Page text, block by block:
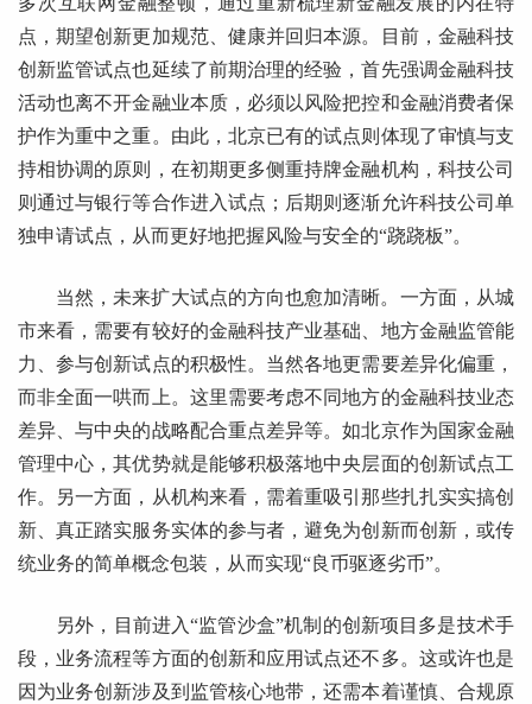
点，期望创新更加规范、健康并回归本源。目前，金融科技
创新监管试点也延续了前期治理的经验，首先强调金融科技
活动也离不开金融业本质，必须以风险把控和金融消费者保
护作为重中之重。由此，北京已有的试点则体现了审慎与支
持相协调的原则，在初期更多侧重持牌金融机构，科技公司
则通过与银行等合作进入试点；后期则逐渐允许科技公司单
独申请试点，从而更好地把握风险与安全的“跷跷板”。
当然，未来扩大试点的方向也愈加清晰。一方面，从城
市来看，需要有较好的金融科技产业基础、地方金融监管能
力、参与创新试点的积极性。当然各地更需要差异化偏重，
而非全面一哄而上。这里需要考虑不同地方的金融科技业态
差异、与中央的战略配合重点差异等。如北京作为国家金融
管理中心，其优势就是能够积极落地中央层面的创新试点工
作。另一方面，从机构来看，需着重吸引那些扎扎实实搞创
新、真正踏实服务实体的参与者，避免为创新而创新，或传
统业务的简单概念包装，从而实现“良币驱逐劣币”。
另外，目前进入“监管沙盒”机制的创新项目多是技术手
段，业务流程等方面的创新和应用试点还不多。这或许也是
因为业务创新涉及到监管核心地带，还需本着谨慎、合规原